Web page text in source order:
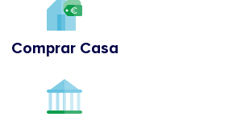
Comprar Casa